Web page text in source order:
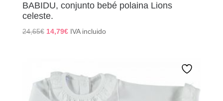
BABIDU, conjunto bebé polaina Lions
celeste.
24,65€ El
24,65€.
14,79€El
14,79€.
IVA incluido